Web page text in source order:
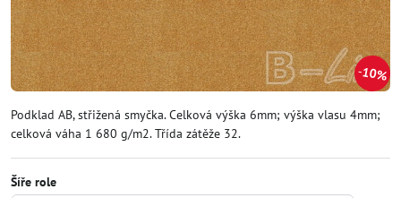
10%
Podklad AB, střižená smyčka. Celková výška 6mm; výška vlasu 4mm;
celková váha 1 680 g/m2. Třída zátěže 32.
Šíře role